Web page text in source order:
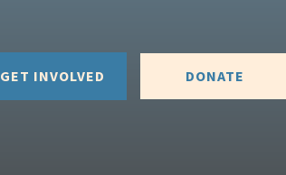
GET INVOLVED DONATE